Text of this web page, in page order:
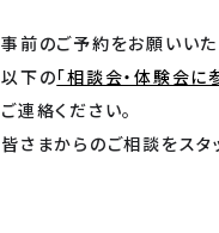
事前のご予約をお願いいた
以下の「相談会・体験会に
ご連絡ください。
皆さまからのご相談をスタ